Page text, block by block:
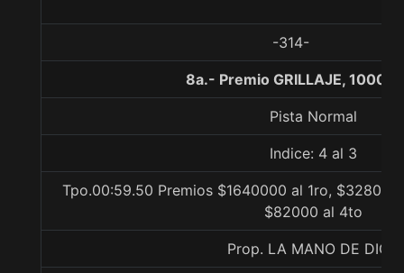
-314-
8a.- Premio GRILLAJE, 1000
Pista Normal
Indice: 4 al 3
Tpo.00:59.50 Premios $1640000 al 1ro,
$82000 al 4to
Prop. LA MANO DE DIOS